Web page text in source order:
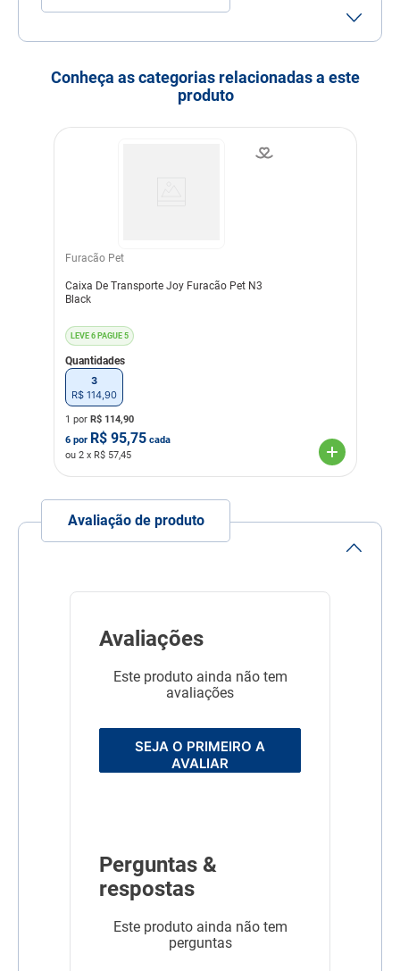
Conheça as categorias relacionadas a este
produto
Furacão Pet
Caixa De Transporte Joy Furacão Pet N3
Black
LEVE 6 PAGUE 5
Quantidades
3
R$ 114 90
1 por R$ 114,90
6 por R$ 95,75 cada
ou 2 x R$ 57,45
Avaliação de produto
Avaliações
Este produto ainda não tem
avaliações
SEJA O PRIMEIRO A
AVALIAR
Perguntas &
respostas
Este produto ainda não tem
perguntas